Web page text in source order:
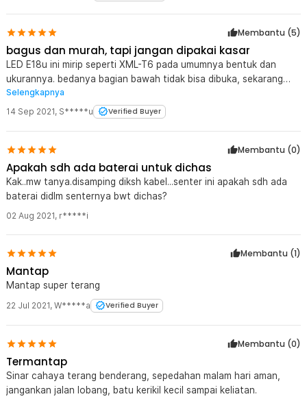
Membantu (5)
bagus dan murah, tapi jangan dipakai kasar
LED E18u ini mirip seperti XML-T6 pada umumnya bentuk dan
ukurannya. bedanya bagian bawah tidak bisa dibuka, sekarang
ada tombol untuk on/off dan microusb port. ada 3 mode saja,
high low dan strobe. + sudah include baterai tanam 18650 +
sudah include modul charger microusb + LED sama terangnya
modul charger microUSB di dalamnya longgar, ada yang malah
copot - baterai bisa dibongkar, harus buka dari lensa atas dan
desolder chip LED dulu. - tidak include kabel microUSB untuk yang
beli direct store lebih baik bawa kabel microusb sendiri dan cari
berat kurang recommend, lebih baik beli yang baterai bisa dicopot
atau yang port microusb disamping.
Selengkapnya
14 Sep 2021, S*****u Verified Buyer
Membantu (0)
Apakah sdh ada baterai untuk dichas
Kak..mw tanya.disamping diksh kabel...senter ini apakah sdh ada
baterai didlm senternya bwt dichas?
02 Aug 2021, r*****i
Membantu (1)
Mantap
Mantap super terang
22 Jul 2021, W*****a Verified Buyer
Membantu (0)
Termantap
Sinar cahaya terang benderang, sepedahan malam hari aman,
jangankan jalan lobang, batu kerikil kecil sampai keliatan.